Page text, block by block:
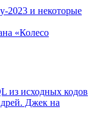
2023 и некоторые
«Колесо
из исходных кодов
Джек на